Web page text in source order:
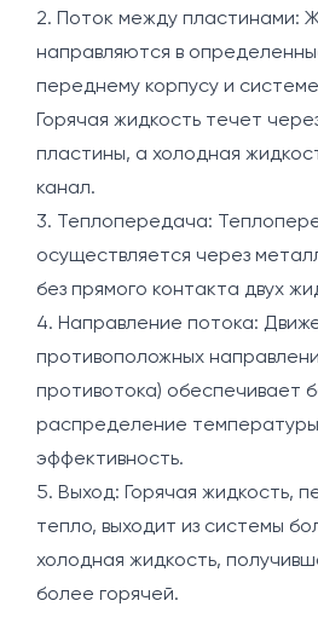
2. Поток между пластинами:
направляются в
переднему корпусу и
Горячая жидкость течет
пластины, а холодная
канал.
3. Теплопередача:
осуществляется через
без прямого контакта двух
4. Направление потока:
противоположных
противотока) обеспечивает
распределение
эффективность.
5. Выход: Горячая жидкость,
тепло, выходит из системы
холодная жидкость,
более горячей.